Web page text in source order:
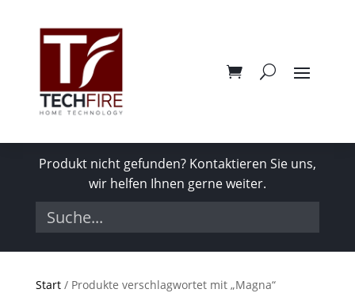
Produkt nicht gefunden? Kontaktieren Sie uns,
wir helfen Ihnen gerne weiter.
Start/ Produkte verschlagwortet mit „Magna“